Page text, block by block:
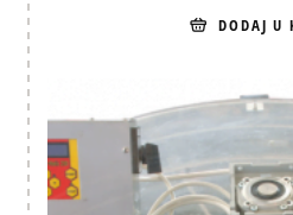
DODAJ U